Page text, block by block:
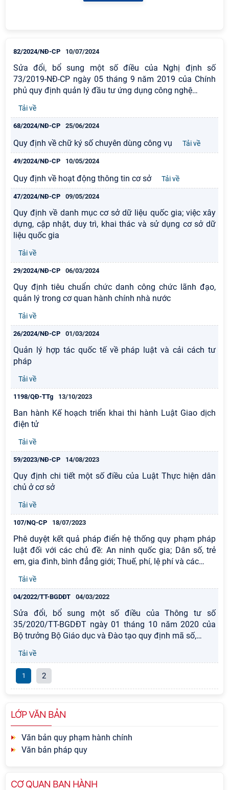
82/2024/NĐ-CP 10/07/2024
Sửa đổi, bổ sung một số điều của Nghị định số
73/2019-NĐ-CP ngày 05 tháng 9 năm 2019 của Chính
phủ quy định quản lý đầu tư ứng dụng công nghệ…
Tải về
68/2024/NĐ-CP 25/06/2024
Quy định về chữ ký số chuyên dùng công vụ Tải về
49/2024/NĐ-CP 10/05/2024
Quy định về hoạt động thông tin cơ sở Tải về
47/2024/NĐ-CP 09/05/2024
Quy định về danh mục cơ sở dữ liệu quốc gia; việc xây
dựng, cập nhật, duy trì, khai thác và sử dụng cơ sở dữ
liệu quốc gia
Tải về
29/2024/NĐ-CP 06/03/2024
Quy định tiêu chuẩn chức danh công chức lãnh đạo,
quản lý trong cơ quan hành chính nhà nước
Tải về
26/2024/NĐ-CP 01/03/2024
Quản lý hợp tác quốc tế về pháp luật và cải cách tư
pháp
Tải về
1198/QĐ-TTg 13/10/2023
Ban hành Kế hoạch triển khai thi hành Luật Giao dịch
điện tử
Tải về
59/2023/NĐ-CP 14/08/2023
Quy định chi tiết một số điều của Luật Thực hiện dân
chủ ở cơ sở
Tải về
107/NQ-CP 18/07/2023
Phê duyệt kết quả pháp điển hệ thống quy phạm pháp
luật đối với các chủ đề: An ninh quốc gia; Dân số, trẻ
em, gia đình, bình đẳng giới; Thuế, phí, lệ phí và các…
Tải về
04/2022/TT-BGDĐT 04/03/2022
Sửa đổi, bổ sung một số điều của Thông tư số
35/2020/TT-BGDĐT ngày 01 tháng 10 năm 2020 của
Bộ trưởng Bộ Giáo dục và Đào tạo quy định mã số,…
Tải về
1 2
LỚP VĂN BẢN
Văn bản quy phạm hành chính
Văn bản pháp quy
CƠ QUAN BAN HÀNH